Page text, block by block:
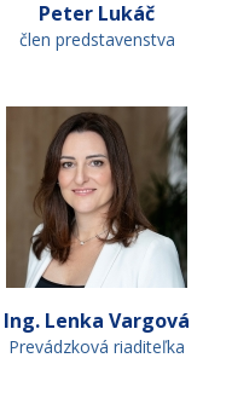
Peter Lukáč
člen predstavenstva
Ing. Lenka Vargová
Prevádzková riaditeľka